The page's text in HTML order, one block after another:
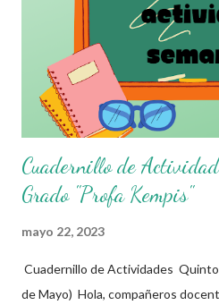
de estas planeaciones didacticas,
los compartimos con fines
😊 Obtén planeaciones completas
Grado
Cuadernillo de
Grado "Profa Kempis"
mayo 22, 2023
Cuadernillo de Actividades
de Mayo) Hola, compañeros